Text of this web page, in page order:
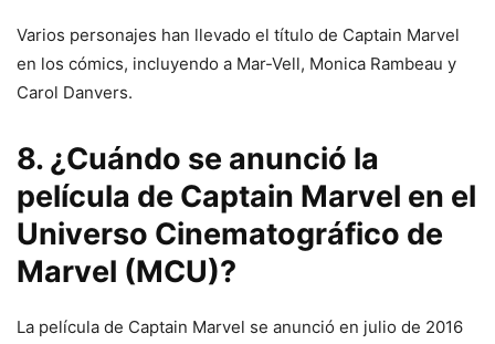
Varios personajes han llevado el título de Captain Marvel
en los cómics, incluyendo a Mar-Vell, Monica Rambeau y
Carol Danvers.
8. ¿Cuándo se anunció la
película de Captain Marvel en el
Universo Cinematográfico de
Marvel (MCU)?
La película de Captain Marvel se anunció en julio de 2016